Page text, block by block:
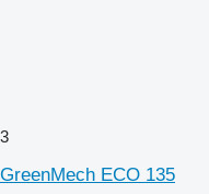
3
GreenMech ECO 135